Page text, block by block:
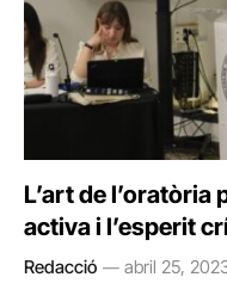
L’art de l’oratòria
activa i l’esperit
Redacció abril 25,